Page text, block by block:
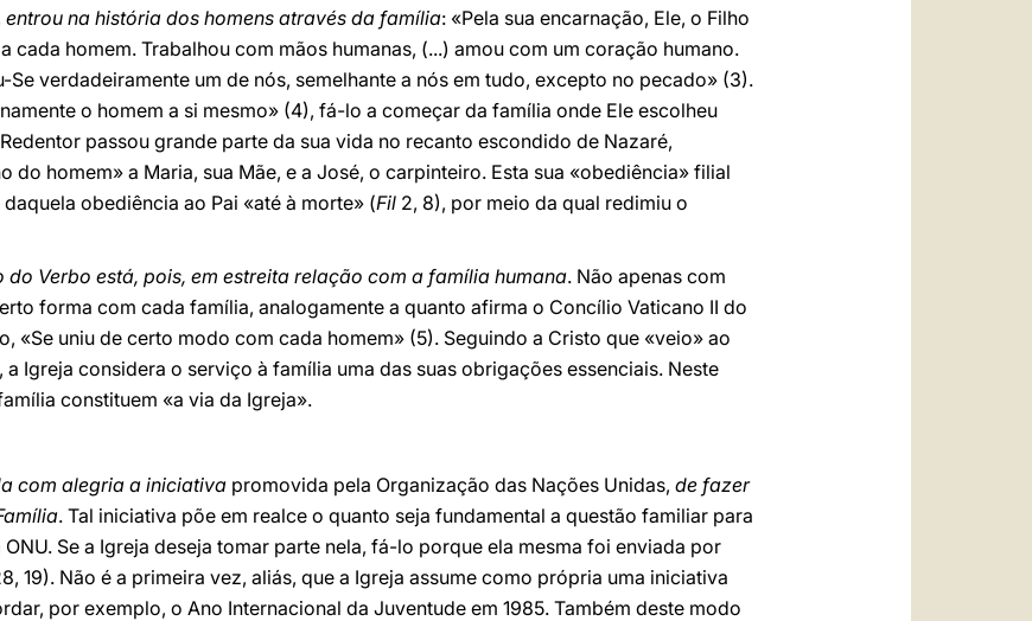
entrou na história dos homens através da família: «Pela sua encarnação, Ele, o Filho
cada homem. Trabalhou com mãos humanas, (...) amou com um coração humano.
verdadeiramente um de nós, semelhante a nós em tudo, excepto no pecado» (3).
o homem a si mesmo» (4), fá-lo a começar da família onde Ele escolheu
passou grande parte da sua vida no recanto escondido de Nazaré,
do homem» a Maria, sua Mãe, e a José, o carpinteiro. Esta sua «obediência» filial
obediência ao Pai «até à morte» (Fil 2, 8), por meio da qual redimiu o
Verbo está, pois, em estreita relação com a família humana. Não apenas com
forma com cada família, analogamente a quanto afirma o Concílio Vaticano II do
«Se uniu de certo modo com cada homem» (5). Seguindo a Cristo que «veio» ao
a Igreja considera o serviço à família uma das suas obrigações essenciais. Neste
constituem «a via da Igreja».
com alegria a iniciativa promovida pela Organização das Nações Unidas, de fazer
. Tal iniciativa põe em realce o quanto seja fundamental a questão familiar para
Se a Igreja deseja tomar parte nela, fá-lo porque ela mesma foi enviada por
19). Não é a primeira vez, aliás, que a Igreja assume como própria uma iniciativa
por exemplo, o Ano Internacional da Juventude em 1985. Também deste modo